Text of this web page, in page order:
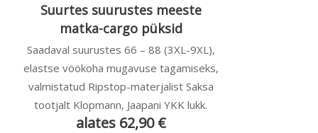
Suurtes suurustes meeste
matka-cargo püksid
Saadaval suurustes 66 – 88 (3XL-9XL),
elastse vöökoha mugavuse tagamiseks,
valmistatud Ripstop-materjalist Saksa
tootjalt Klopmann, Jaapani YKK lukk.
alates 62,90 €